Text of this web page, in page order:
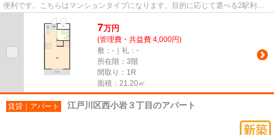
便利です。こちらはマンションタイプになります。目的に応じて選べる2駅利用
可能な物件です。駅徒歩9分に...
7万円
(管理費・共益費 4,000円)
敷：-｜礼：-
所在階：3階
間取り：1R
面積：21.20㎡
賃貸｜アパート 江戸川区西小岩３丁目のアパート